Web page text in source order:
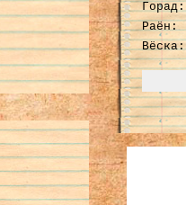
Горад:
Раён:
Вёска: